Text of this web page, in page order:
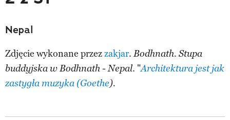
Nepal
Zdjęcie wykonane przezzakjar.Bodhnath. Stupa
buddyjska w Bodhnath - Nepal. "Architektura jest jak
zastygła muzyka (Goethe).